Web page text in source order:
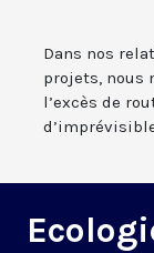
Dans nos
projets, nous
l’excès de